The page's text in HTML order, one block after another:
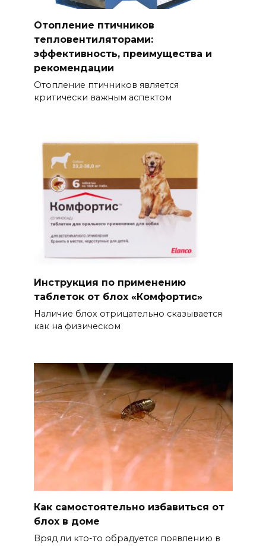
Отопление птичников
тепловентиляторами:
эффективность, преимущества и
рекомендации
Отопление птичников является
критически важным аспектом
Инструкция по применению
таблеток от блох «Комфортис»
Наличие блох отрицательно сказывается
как на физическом
Как самостоятельно избавиться от
блох в доме
Вряд ли кто-то обрадуется появлению в